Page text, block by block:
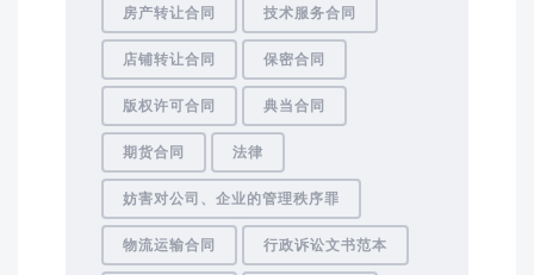
房产转让合同 技术服务合同
店铺转让合同 保密合同
版权许可合同 典当合同
期货合同 法律
妨害对公司、企业的管理秩序罪
物流运输合同 行政诉讼文书范本